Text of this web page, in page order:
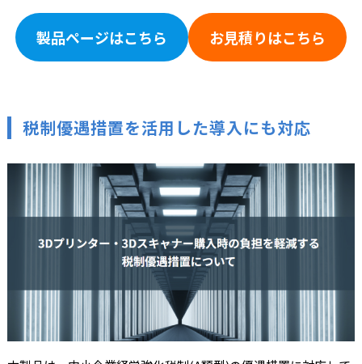
製品ページはこちら お見積りはこちら
税制優遇措置を活用した導入にも対応